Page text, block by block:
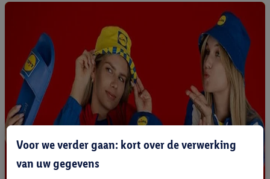
Voor we verder gaan: kort over de verwerking
van uw gegevens